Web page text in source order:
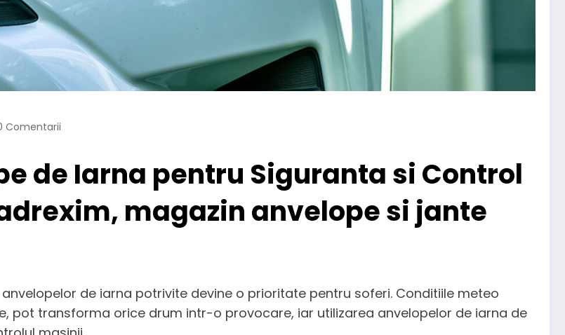
Comentarii
de Iarna pentru Siguranta si Control
magazin anvelope si jante
de iarna potrivite devine o prioritate pentru soferi. Conditiile meteo
pot transforma orice drum intr-o provocare, iar utilizarea anvelopelor de iarna de